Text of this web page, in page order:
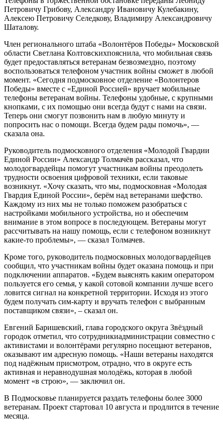
Петровичу Грибову, Александру Ивановичу Кулебакину,
Алексею Петровичу Селедкову, Владимиру Александровичу
Шаталову.
Член регионального штаба «Волонтёров Победы» Московской
области Светлана Колтовскихпояснила, что мобильная связь
будет предоставляться ветеранам безвозмездно, поэтому
воспользоваться телефоном участник войны сможет в любой
момент. «Сегодня подмосковное отделение «Волонтеров
Победы» вместе с «Единой Россией» вручает мобильные
телефоны ветеранам войны. Телефоны удобные, с крупными
кнопками, с их помощью они всегда будут с нами на связи.
Теперь они смогут позвонить нам в любую минуту и
попросить нас о помощи. Всегда будем рады помочь», —
сказала она.
Руководитель подмосковного отделения «Молодой Гвардии
Единой России» Александр Толмачёв рассказал, что
молодогвардейцы помогут участникам войны преодолеть
трудности освоения цифровой техники, если таковые
возникнут. «Хочу сказать, что мы, подмосковная «Молодая
Гвардия Единой России», берём над ветеранами шефство.
Каждому из них мы не только поможем разобраться с
настройками мобильного устройства, но и обеспечим
внимание в этом вопросе в последующем. Ветераны могут
рассчитывать на нашу помощь, если с телефоном возникнут
какие-то проблемы», — сказал Толмачев.
Кроме того, руководитель подмосковных молодогвардейцев
сообщил, что участникам войны будет оказана помощь и при
подключении аппаратов. «Будем выяснять каким оператором
пользуется его семья, у какой сотовой компании лучше всего
ловится сигнал на конкретной территории. Исходя из этого
будем получать сим-карту и вручать телефон с выбранным
поставщиком связи», – сказал он.
Евгений Баришевский, глава городского округа Звёздный
городок отметил, что сотрудникиадминистрации совместно с
активистами и волонтёрами регулярно посещают ветеранов,
оказывают им адресную помощь. «Наши ветераны находятся
под надёжным присмотром, отрадно, что в округе есть
активная и неравнодушная молодёжь, которая в любой
момент «в строю», — заключил он.
В Подмосковье планируется раздать телефоны более 3000
ветеранам. Проект стартовал 10 августа и продлится в течение
месяца.